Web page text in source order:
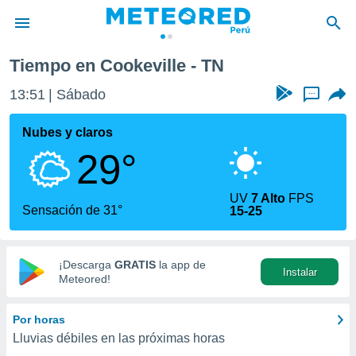
de
ha sido
calidad.
a este
las
y
digital
basada
Tiempo en Cookeville - TN
13:51 Sábado ...
Nubes y claros
29°
Sensación de 31°
UV7 Alto FPS
15-25
¡Descarga GRATIS la app de
Meteored!
Instalar
Por horas
Lluvias débiles en las próximas horas